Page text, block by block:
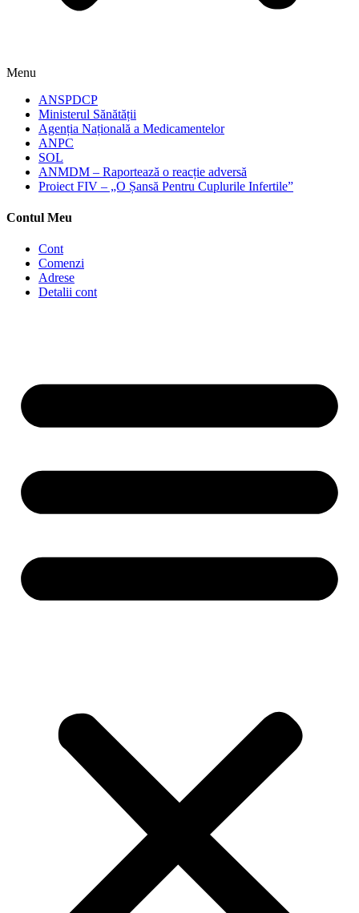
Menu
ANSPDCP
Ministerul Sănătății
Agenția Națională a Medicamentelor
ANPC
SOL
ANMDM – Raportează o reacție adversă
Proiect FIV – „O Șansă Pentru Cuplurile Infertile”
Contul Meu
Cont
Comenzi
Adrese
Detalii cont